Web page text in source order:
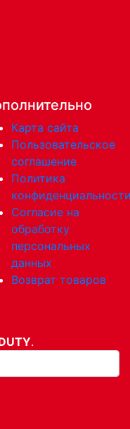
Карта сайта
Пользовательское
соглашение
Политика
Согласие на
обработку
персональных
данных
Возврат товаров
.